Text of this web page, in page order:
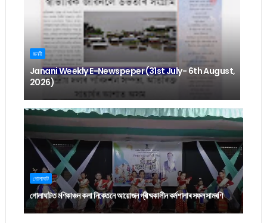
জননী
Janani Weekly E-Newspeper (31st July- 6th August,
2026)
গোলাঘাট
গোলাঘাটত মণিকাঞ্চন কলা নিকেতনে আয়োজন গ্ৰীষ্মকালীন কৰ্মশালাৰ সফল সামৰণি